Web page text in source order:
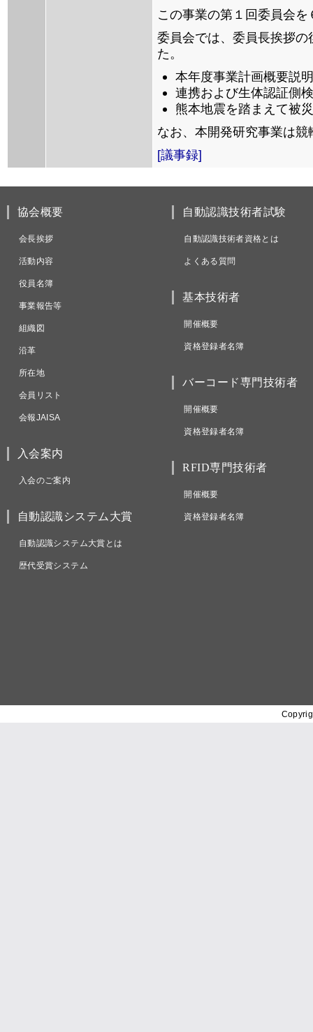
この事業の第１回委員会
委員会では、委員長挨拶
た。
本年度事業計画概要説明
連携および生体認証側
熊本地震を踏まえて被
なお、本開発研究事業は
[議事録]
協会概要
会長挨拶
活動内容
役員名簿
事業報告等
組織図
沿革
所在地
会員リスト
会報JAISA
入会案内
入会のご案内
自動認識システム大賞
自動認識システム大賞とは
歴代受賞システム
自動認識技術者試験
自動認識技術者資格とは
よくある質問
基本技術者
開催概要
資格登録者名簿
バーコード専門技術者
開催概要
資格登録者名簿
RFID専門技術者
開催概要
資格登録者名簿